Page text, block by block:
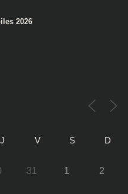
2026
J V S D
31 1 2